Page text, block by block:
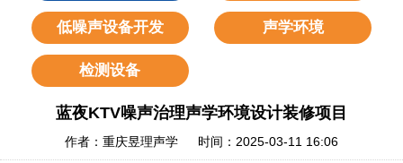
低噪声设备开发 声学环境
检测设备
蓝夜KTV噪声治理声学环境设计装修项目
作者：重庆昱理声学 时间：2025-03-11 16:06